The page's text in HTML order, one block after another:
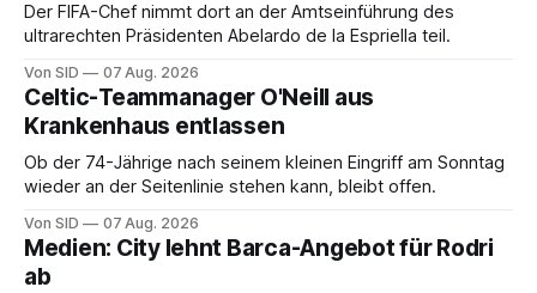
Der FIFA-Chef nimmt dort an der Amtseinführung des
ultrarechten Präsidenten Abelardo de la Espriella teil.
Von SID 07 Aug. 2026
Celtic-Teammanager O'Neill aus
Krankenhaus entlassen
Ob der 74-Jährige nach seinem kleinen Eingriff am Sonntag
wieder an der Seitenlinie stehen kann, bleibt offen.
Von SID 07 Aug. 2026
Medien: City lehnt Barca-Angebot für Rodri
ab